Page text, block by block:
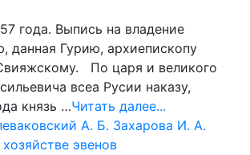
года. Выпись на владение
данная Гурию, архиепископу
По царя и великого
всеа Русии наказу,
князь …Читать далее...
А. Б. Захарова И. А.
эвенов